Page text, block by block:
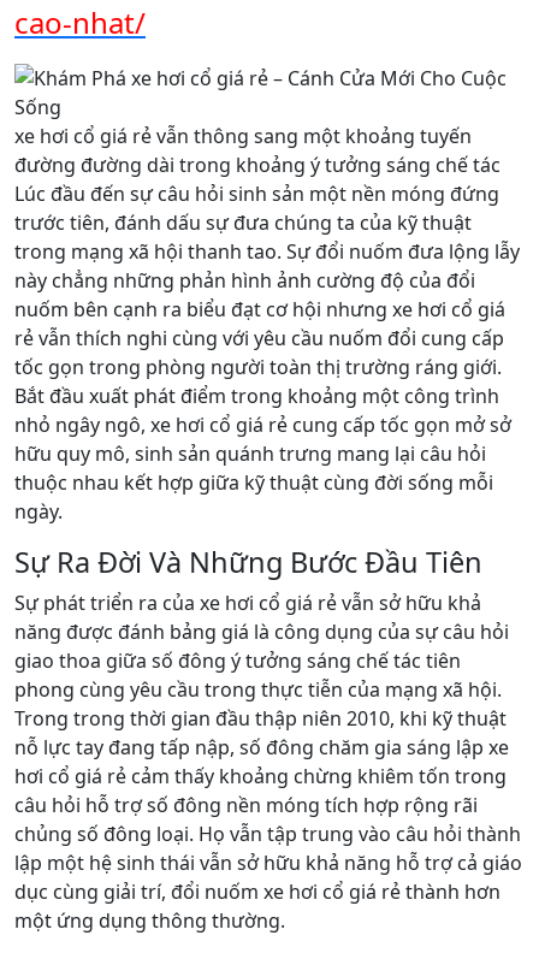
cao-nhat/
xe hơi cổ giá rẻ vẫn thông sang một khoảng tuyến
đường đường dài trong khoảng ý tưởng sáng chế tác
Lúc đầu đến sự câu hỏi sinh sản một nền móng đứng
trước tiên, đánh dấu sự đưa chúng ta của kỹ thuật
trong mạng xã hội thanh tao. Sự đổi nuốm đưa lộng lẫy
này chẳng những phản hình ảnh cường độ của đổi
nuốm bên cạnh ra biểu đạt cơ hội nhưng xe hơi cổ giá
rẻ vẫn thích nghi cùng với yêu cầu nuốm đổi cung cấp
tốc gọn trong phòng người toàn thị trường ráng giới.
Bắt đầu xuất phát điểm trong khoảng một công trình
nhỏ ngây ngô, xe hơi cổ giá rẻ cung cấp tốc gọn mở sở
hữu quy mô, sinh sản quánh trưng mang lại câu hỏi
thuộc nhau kết hợp giữa kỹ thuật cùng đời sống mỗi
ngày.
Sự Ra Đời Và Những Bước Đầu Tiên
Sự phát triển ra của xe hơi cổ giá rẻ vẫn sở hữu khả
năng được đánh bảng giá là công dụng của sự câu hỏi
giao thoa giữa số đông ý tưởng sáng chế tác tiên
phong cùng yêu cầu trong thực tiễn của mạng xã hội.
Trong trong thời gian đầu thập niên 2010, khi kỹ thuật
nỗ lực tay đang tấp nập, số đông chăm gia sáng lập xe
hơi cổ giá rẻ cảm thấy khoảng chừng khiêm tốn trong
câu hỏi hỗ trợ số đông nền móng tích hợp rộng rãi
chủng số đông loại. Họ vẫn tập trung vào câu hỏi thành
lập một hệ sinh thái vẫn sở hữu khả năng hỗ trợ cả giáo
dục cùng giải trí, đổi nuốm xe hơi cổ giá rẻ thành hơn
một ứng dụng thông thường.